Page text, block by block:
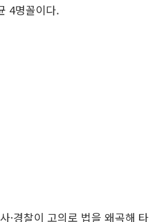
4명꼴이다.
·경찰이 고의로 법을 왜곡해 타